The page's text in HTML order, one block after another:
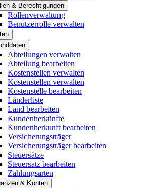
& Berechtigungen
Rollenverwaltung
Benutzerrolle verwalten
Abteilungen verwalten
Abteilung bearbeiten
Kostenstellen verwalten
Kostenstellen verwalten
Kostenstelle bearbeiten
Länderliste
Land bearbeiten
Kundenherkünfte
Kundenherkunft bearbeiten
Versicherungsträger
Versicherungsträger bearbeiten
Steuersätze
Steuersatz bearbeiten
Zahlungsarten
& Konten